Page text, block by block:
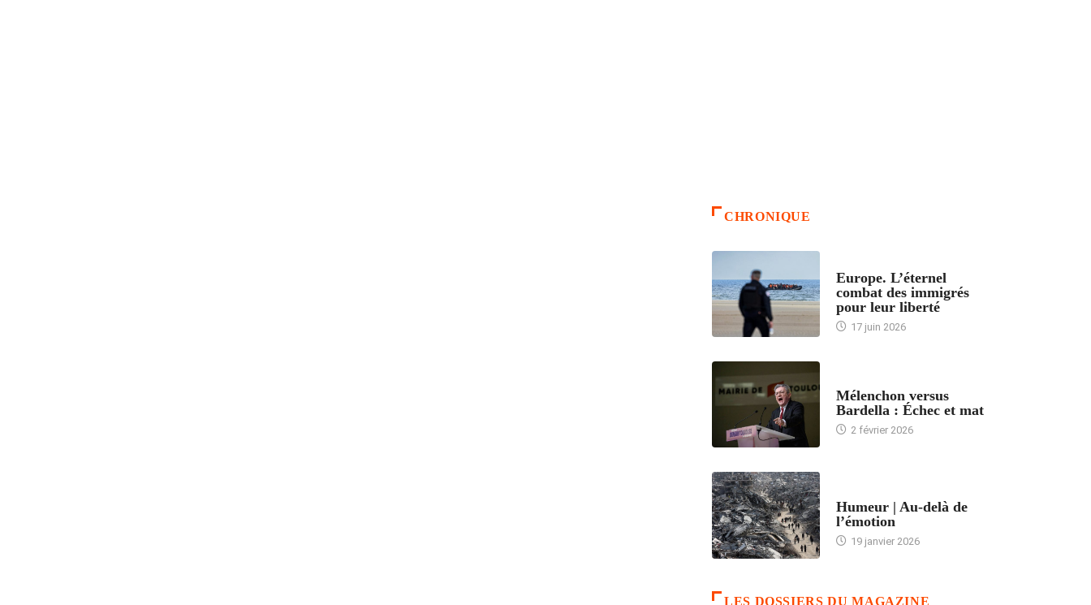
CHRONIQUE
Europe. L’éternel
combat des immigrés
pour leur liberté
17 juin 2026
Mélenchon versus
Bardella : Échec et mat
2 février 2026
Humeur | Au-delà de
l’émotion
19 janvier 2026
LES DOSSIERS DU MAGAZINE